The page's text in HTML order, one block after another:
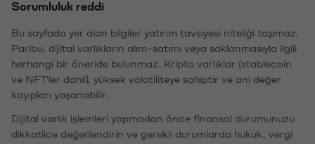
Sorumluluk reddi
Bu sayfada yer alan bilgiler yatırım tavsiyesi niteliği taşımaz.
Paribu, dijital varlıkların alım-satımı veya saklanmasıyla ilgili
herhangi bir öneride bulunmaz. Kripto varlıklar (stablecoin
ve NFT'ler dahil), yüksek volatiliteye sahiptir ve ani değer
kayıpları yaşanabilir.
Dijital varlık işlemleri yapmadan önce finansal durumunuzu
dikkatlice değerlendirin ve gerekli durumlarda hukuk, vergi